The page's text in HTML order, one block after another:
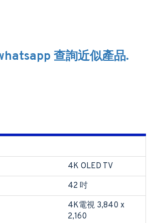
查詢近似產品.
4K OLED TV
42 吋
4K電視 3,840 x
2,160